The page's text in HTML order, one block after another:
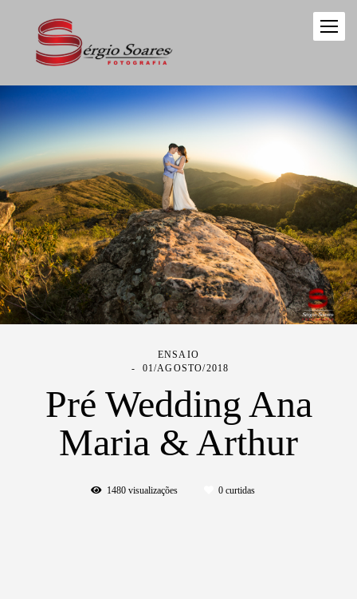
ENSAIO
01/AGOSTO/2018
Pré Wedding Ana
Maria & Arthur
1480visualizações 0curtidas